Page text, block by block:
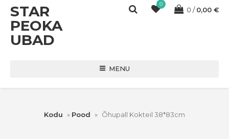
STAR
PEOKA
UBAD
0
0 0,00 €
MENU
Kodu » Pood » Õhupall Kokteil 38*83cm